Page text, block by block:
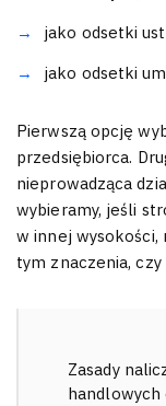
jako odsetki
jako odsetki
Pierwszą opcję
przedsiębiorca.
nieprowadząca
wybieramy, jeśli
w innej wysokości,
tym znaczenia,
Zasady
handlowych